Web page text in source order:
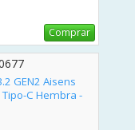
Comprar
GEN2 Aisens
C Hembra -